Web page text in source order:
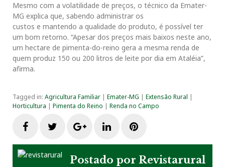
Mesmo com a volatilidade de preços, o técnico da Emater-
MG explica que, sabendo administrar os
custos e mantendo a qualidade do produto, é possível ter
um bom retorno. “Apesar dos preços mais baixos neste ano,
um hectare de pimenta-do-reino gera a mesma renda de
quem produz 150 ou 200 litros de leite por dia em Ataléia”,
afirma.
Tagged in: Agricultura Familiar | Emater-MG | Extensão Rural |
Horticultura | Pimenta do Reino | Renda no Campo
a
w
G
i
Postado por Revistarural